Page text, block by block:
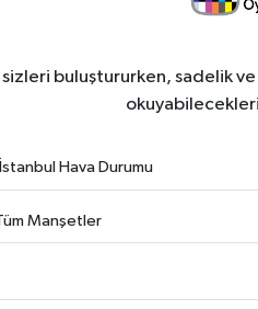
buluştururken, sadelik
İstanbul Hava Durumu
Manşetler